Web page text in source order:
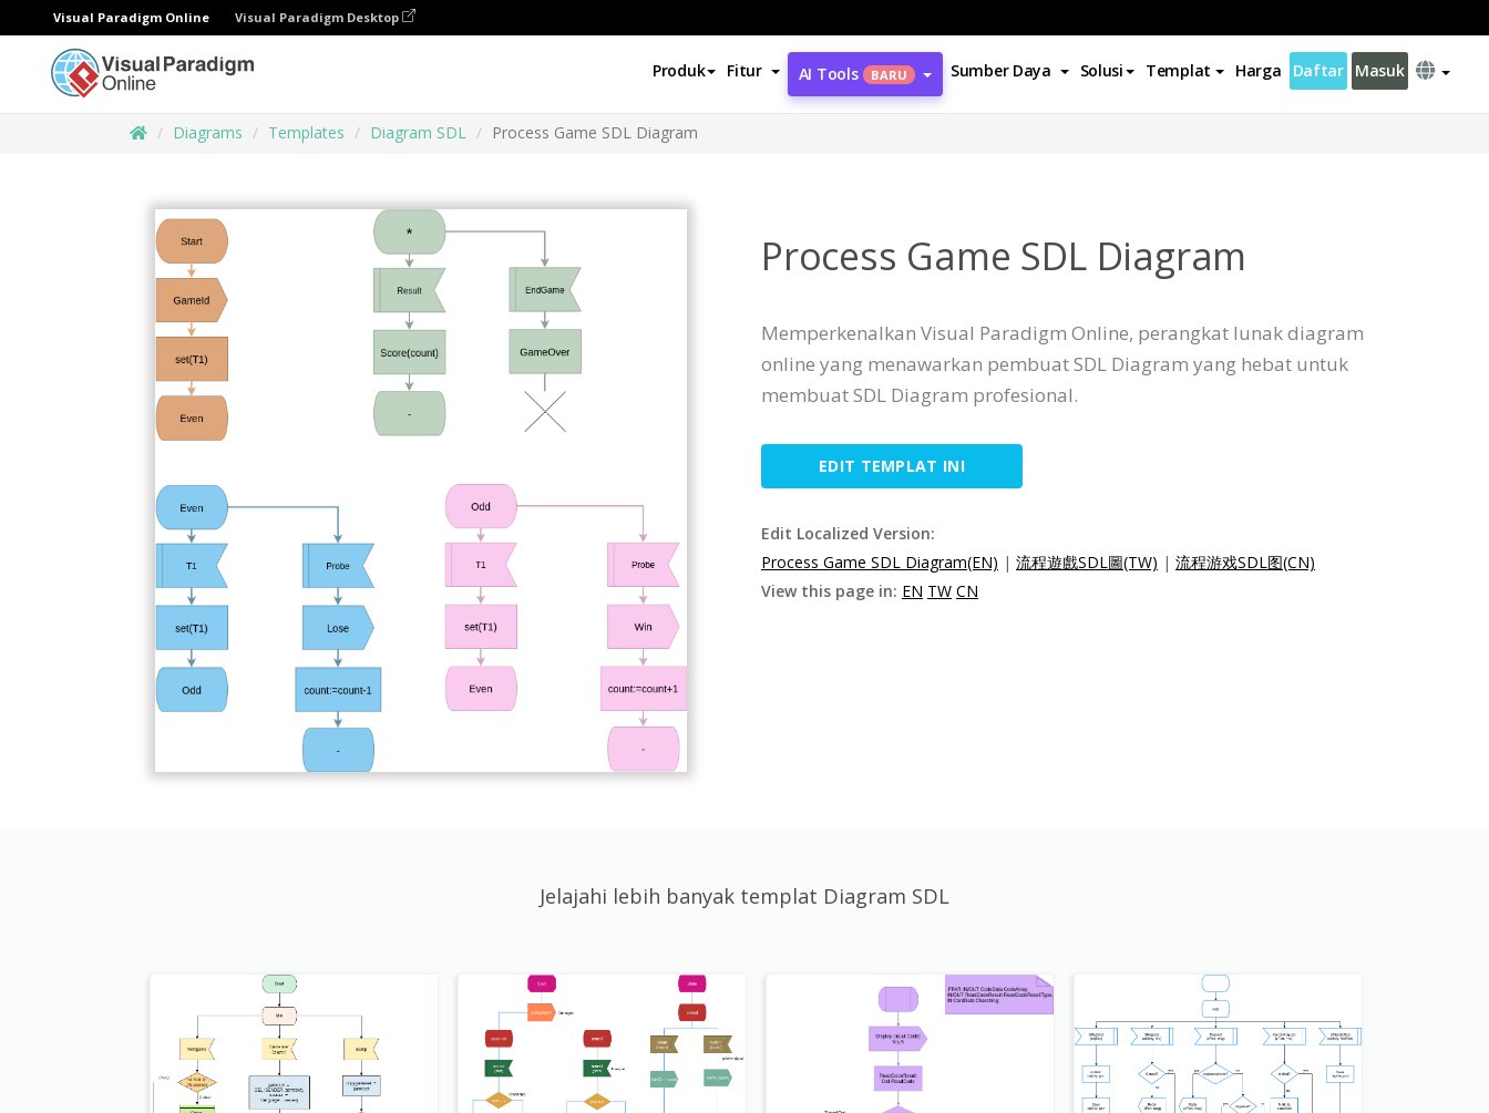
Visual Paradigm Online Visual Paradigm Desktop
Produk Fitur AI Tools BARU Sumber Daya Solusi Templat Harga Daftar Masuk
Diagrams Templates Diagram SDL Process Game SDL Diagram
Process Game SDL Diagram
Memperkenalkan Visual Paradigm Online, perangkat lunak diagram
online yang menawarkan pembuat SDL Diagram yang hebat untuk
membuat SDL Diagram profesional.
EDIT TEMPLAT INI
Edit Localized Version:
Process Game SDL Diagram(EN) | 流程遊戲SDL圖(TW) | 流程游戏SDL图(CN)
View this page in: EN TW CN
Jelajahi lebih banyak templat Diagram SDL